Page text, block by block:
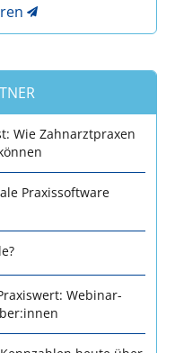
Wie Zahnarztpraxen
Praxissoftware
Webinar-